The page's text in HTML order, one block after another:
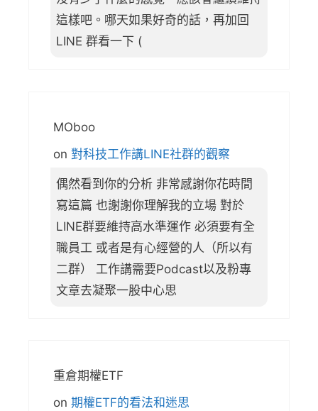
這樣吧。哪天如果好奇的話，再加回
LINE 群看一下 (
MOboo
on 對科技工作講LINE社群的觀察
偶然看到你的分析 非常感謝你花時間
寫這篇 也謝謝你理解我的立場 對於
LINE群要維持高水準運作 必須要有全
職員工 或者是有心經營的人（所以有
二群） 工作講需要Podcast以及粉專
文章去凝聚一股中心思
重倉期權ETF
on 期權ETF的看法和迷思